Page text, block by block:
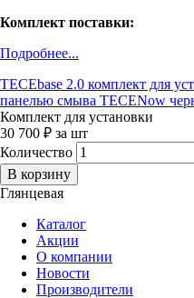
Комплект поставки:
Подробнее...
TECEbase 2.0 комплект для
панелью смыва ТЕСЕNow
Комплект для установки
30 700 ₽ за шт
Количество
Глянцевая
Каталог
Акции
О компании
Новости
Производители